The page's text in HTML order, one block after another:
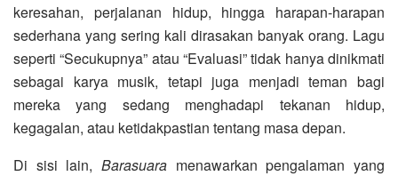
keresahan, perjalanan hidup, hingga harapan-harapan
sederhana yang sering kali dirasakan banyak orang. Lagu
seperti “Secukupnya” atau “Evaluasi” tidak hanya dinikmati
sebagai karya musik, tetapi juga menjadi teman bagi
mereka yang sedang menghadapi tekanan hidup,
kegagalan, atau ketidakpastian tentang masa depan.
Di sisi lain, Barasuara menawarkan pengalaman yang